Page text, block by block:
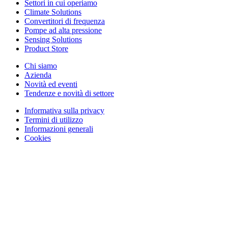
Settori in cui operiamo
Climate Solutions
Convertitori di frequenza
Pompe ad alta pressione
Sensing Solutions
Product Store
Chi siamo
Azienda
Novità ed eventi
Tendenze e novità di settore
Informativa sulla privacy
Termini di utilizzo
Informazioni generali
Cookies